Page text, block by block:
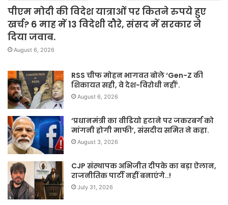
पीएम मोदी की विदेश यात्राओं पर कितने रुपये हुए
खर्च? 6 माह में 13 विदेशी दौरे, संसद में सरकार ने
दिया जवाब.
August 6, 2026
RSS चीफ मोहन भागवत बोले ‘Gen-Z की
शिकायत सही, वे देश-विरोधी नहीं’.
August 6, 2026
‘प्रधानमंत्री का वीडियो हटाने पर जकरबर्ग को
मांगनी होगी माफी’, संसदीय समित ने कहा.
August 3, 2026
CJP संस्थापक अभिजीत दीपके का बड़ा ऐलान,
राजनीतिक पार्टी नहीं बनाएंगे..!
July 31, 2026